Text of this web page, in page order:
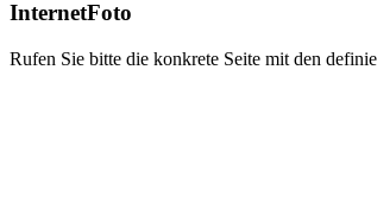
InternetFoto
Rufen Sie bitte die konkrete Seite mit den